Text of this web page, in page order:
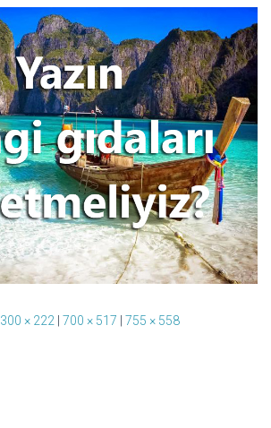
300 × 222 700 × 517 755 × 558